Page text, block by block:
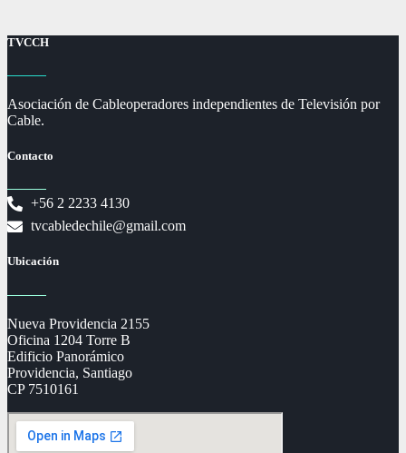
TVCCH
Asociación de Cableoperadores independientes de Televisión por
Cable.
Contacto
+56 2 2233 4130
tvcabledechile@gmail.com
Ubicación
Nueva Providencia 2155
Oficina 1204 Torre B
Edificio Panorámico
Providencia, Santiago
CP 7510161